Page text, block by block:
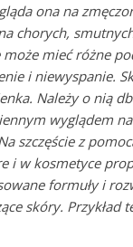
ona na
chorych,
mieć różne
i niewyspanie.
Należy o nią
wyglądem
szczęście z
i w kosmetyce
formuły i
skóry. Przykład